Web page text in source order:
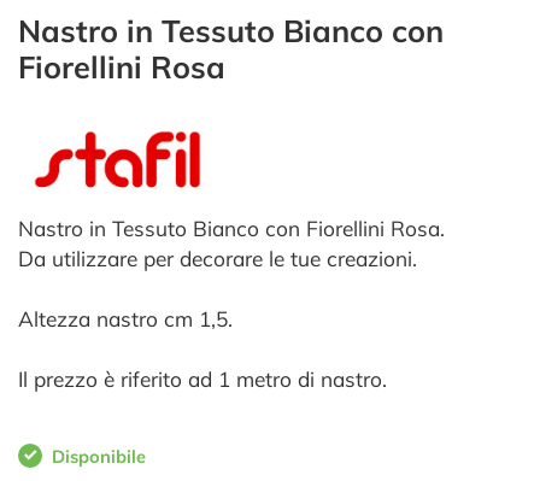
Nastro in Tessuto Bianco con
Fiorellini Rosa
Nastro in Tessuto Bianco con Fiorellini Rosa.
Da utilizzare per decorare le tue creazioni.
Altezza nastro cm 1,5.
Il prezzo è riferito ad 1 metro di nastro.
Disponibile